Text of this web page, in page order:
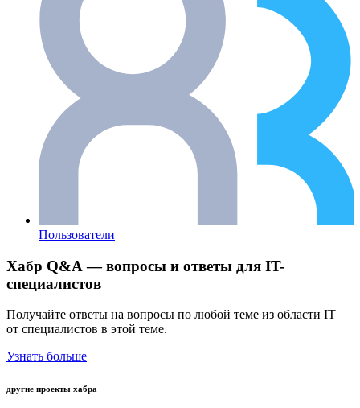
Пользователи
Хабр Q&A — вопросы и ответы для IT-
специалистов
Получайте ответы на вопросы по любой теме из области IT
от специалистов в этой теме.
Узнать больше
другие проекты хабра